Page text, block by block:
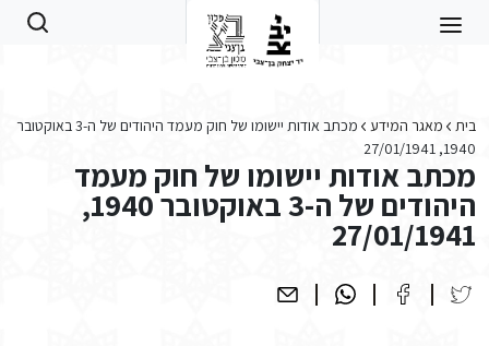
בית מאגר המידע
מכתב אודות יישומו של חוק מעמד היהודים של ה-3 באוקטובר
1940, 27/01/1941
מכתב אודות יישומו של חוק מעמד
היהודים של ה-3 באוקטובר 1940,
27/01/1941